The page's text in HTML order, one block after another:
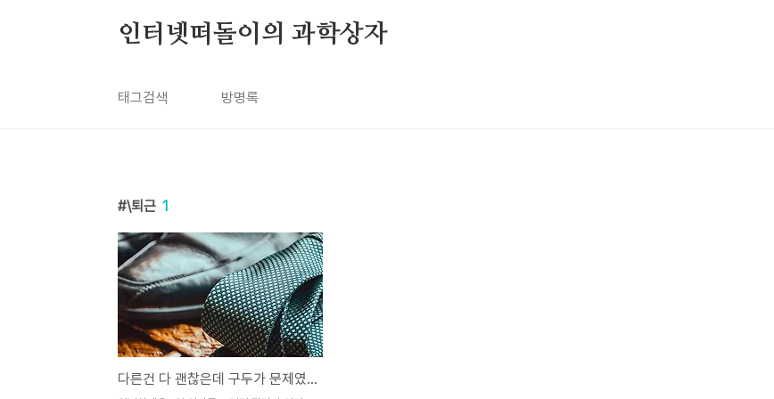
인터넷떠돌이의 과학상자
태그검색 방명록
\퇴근 1
다른건 다 괜찮은데 구두가 문제였습니다.